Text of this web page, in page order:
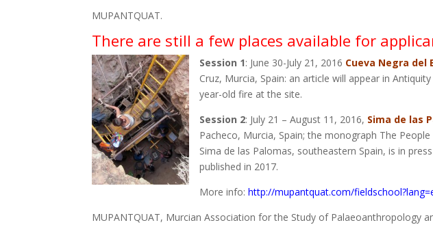
MUPANTQUAT.
There are still a few places available for
Session 1: June 30-July 21, 2016 Cueva Negra del
Cruz, Murcia, Spain: an article will appear in
year-old fire at the site.
Session 2: July 21 – August 11, 2016, Sima de las
Pacheco, Murcia, Spain; the monograph The
Sima de las Palomas, southeastern Spain, is in
published in 2017.
More info: http://mupantquat.com/
MUPANTQUAT, Murcian Association for the Study of Palaeoanthropology